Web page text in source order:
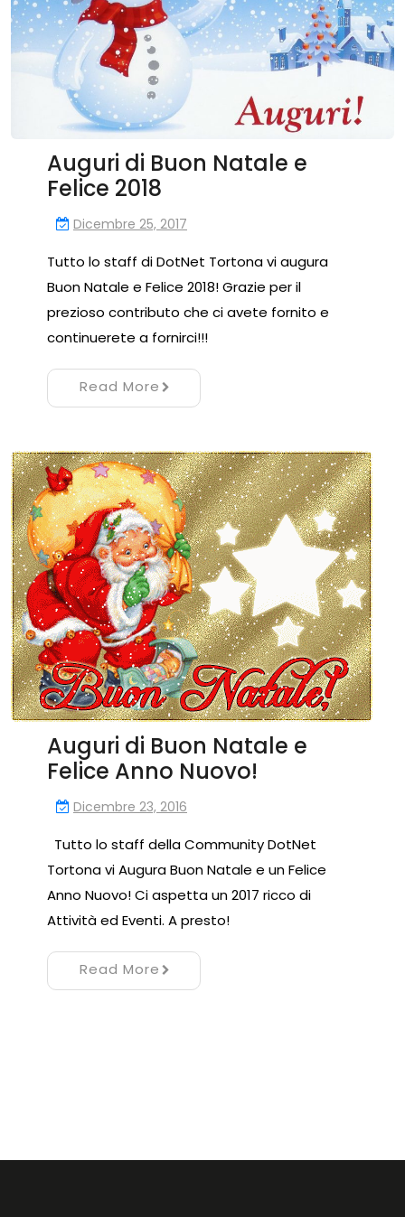
Auguri di Buon Natale e
Felice 2018
Dicembre 25, 2017
Tutto lo staff di DotNet Tortona vi augura
Buon Natale e Felice 2018! Grazie per il
prezioso contributo che ci avete fornito e
continuerete a fornirci!!!
Read More
Auguri di Buon Natale e
Felice Anno Nuovo!
Dicembre 23, 2016
Tutto lo staff della Community DotNet
Tortona vi Augura Buon Natale e un Felice
Anno Nuovo! Ci aspetta un 2017 ricco di
Attività ed Eventi. A presto!
Read More